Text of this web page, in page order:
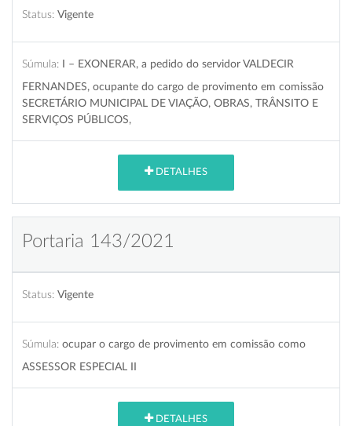
Status: Vigente
Súmula: I – EXONERAR, a pedido do servidor VALDECIR
FERNANDES, ocupante do cargo de provimento em comissão
SECRETÁRIO MUNICIPAL DE VIAÇÃO, OBRAS, TRÂNSITO E
SERVIÇOS PÚBLICOS,
DETALHES
Portaria 143/2021
Status: Vigente
Súmula: ocupar o cargo de provimento em comissão como
ASSESSOR ESPECIAL II
DETALHES